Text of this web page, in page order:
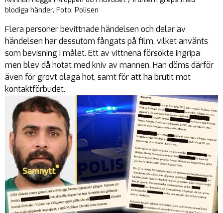
blodiga händer. Foto: Polisen
Flera personer bevittnade händelsen och delar av
händelsen har dessutom fångats på film, vilket använts
som bevisning i målet. Ett av vittnena försökte ingripa
men blev då hotat med kniv av mannen. Han döms därför
även för grovt olaga hot, samt för att ha brutit mot
kontaktförbudet.